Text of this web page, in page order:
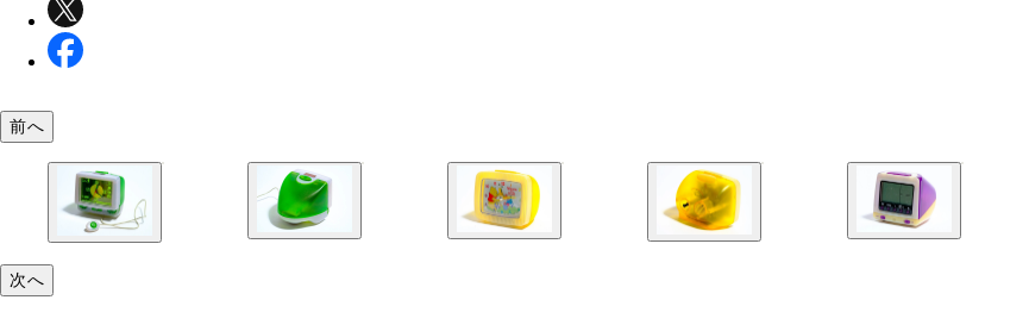
前へ
次へ